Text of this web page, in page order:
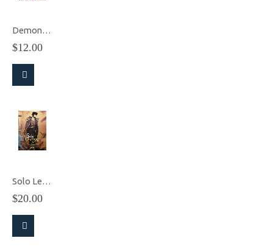
Demon Slayer: Kimetsu No Yaiba vol.21
$12.00
Solo Leveling 4 – Manhwa
$20.00